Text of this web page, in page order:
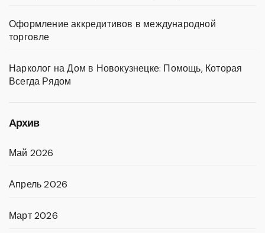
Оформление аккредитивов в международной
торговле
Нарколог на Дом в Новокузнецке: Помощь, Которая
Всегда Рядом
Архив
Май 2026
Апрель 2026
Март 2026